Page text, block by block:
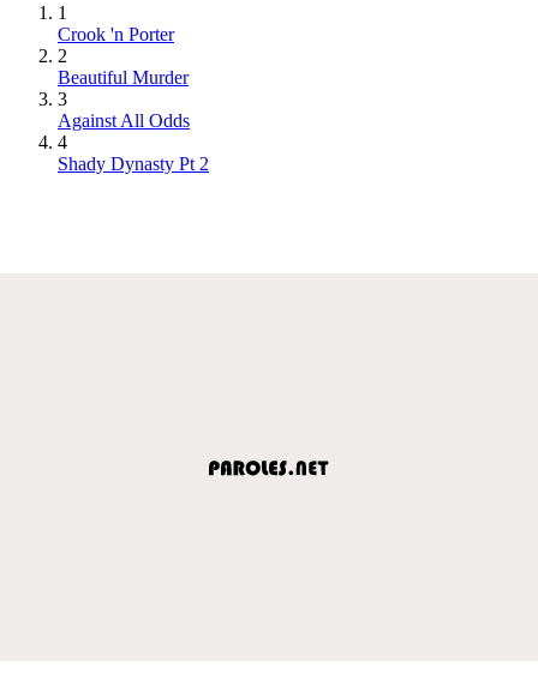
1
Crook 'n Porter
2
Beautiful Murder
3
Against All Odds
4
Shady Dynasty Pt 2